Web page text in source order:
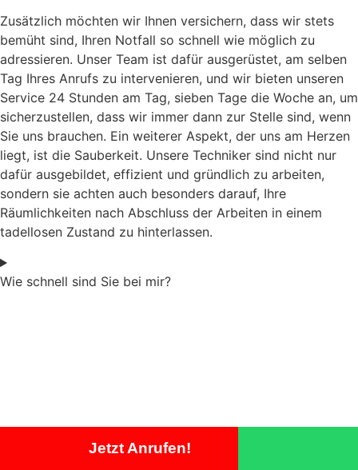
Zusätzlich möchten wir Ihnen versichern, dass wir stets
bemüht sind, Ihren Notfall so schnell wie möglich zu
adressieren. Unser Team ist dafür ausgerüstet, am selben
Tag Ihres Anrufs zu intervenieren, und wir bieten unseren
Service 24 Stunden am Tag, sieben Tage die Woche an, um
sicherzustellen, dass wir immer dann zur Stelle sind, wenn
Sie uns brauchen. Ein weiterer Aspekt, der uns am Herzen
liegt, ist die Sauberkeit. Unsere Techniker sind nicht nur
dafür ausgebildet, effizient und gründlich zu arbeiten,
sondern sie achten auch besonders darauf, Ihre
Räumlichkeiten nach Abschluss der Arbeiten in einem
tadellosen Zustand zu hinterlassen.
Wie schnell sind Sie bei mir?
Jetzt Anrufen!